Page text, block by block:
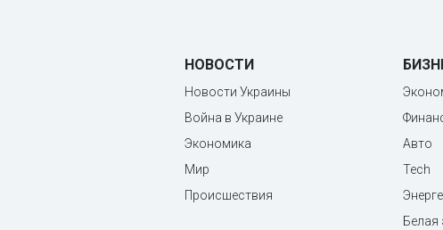
НОВОСТИ
Новости Украины
Война в Украине
Экономика
Мир
Происшествия
Авто
Tech
Белая